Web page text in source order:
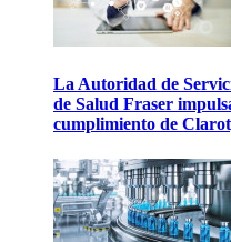
La Autoridad de
de Salud Fraser
cumplimiento de